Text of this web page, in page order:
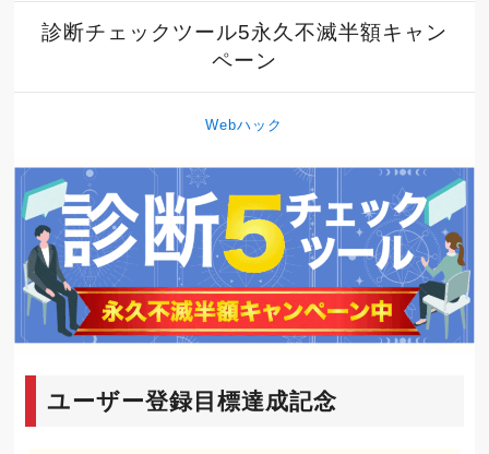
診断チェックツール5永久不滅半額キャン
ペーン
Webハック
ユーザー登録目標達成記念